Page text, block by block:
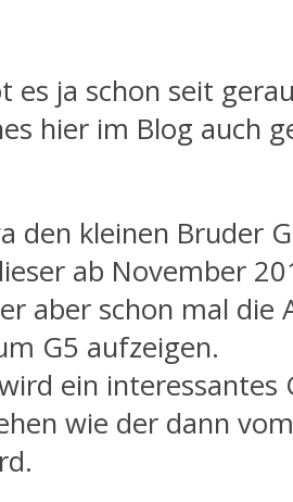
es ja schon seit
hier im Blog auch
den kleinen Bruder
ab November
aber schon mal die
G5 aufzeigen.
ein interessantes
wie der dann